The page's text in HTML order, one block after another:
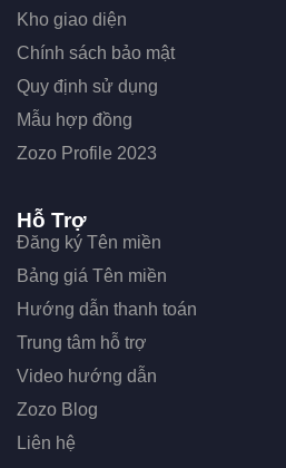
Kho giao diện
Chính sách bảo mật
Quy định sử dụng
Mẫu hợp đồng
Zozo Profile 2023
Hỗ Trợ
Đăng ký Tên miền
Bảng giá Tên miền
Hướng dẫn thanh toán
Trung tâm hỗ trợ
Video hướng dẫn
Zozo Blog
Liên hệ